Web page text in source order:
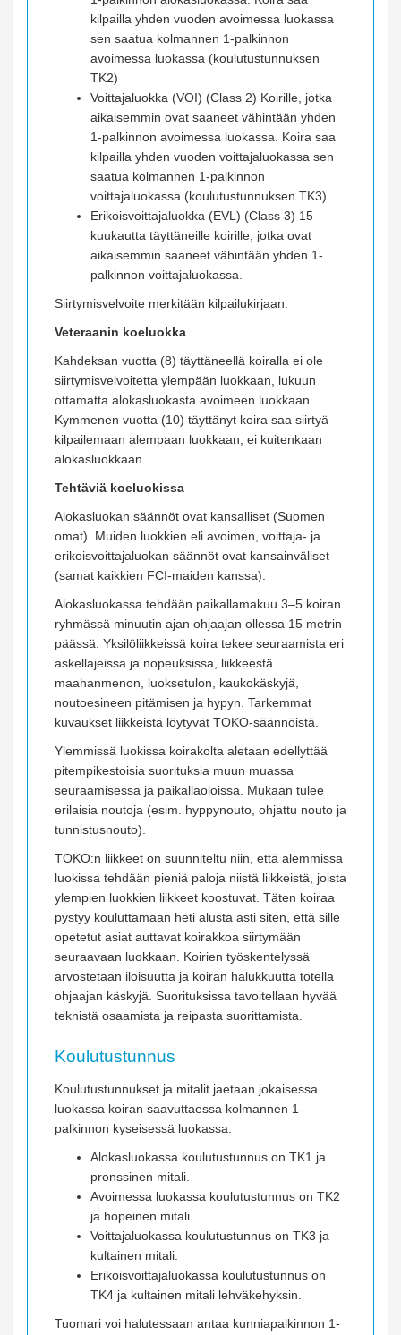
kilpailla yhden vuoden avoimessa luokassa
sen saatua kolmannen 1-palkinnon
avoimessa luokassa (koulutustunnuksen
TK2)
Voittajaluokka (VOI) (Class 2) Koirille, jotka
aikaisemmin ovat saaneet vähintään yhden
1-palkinnon avoimessa luokassa. Koira saa
kilpailla yhden vuoden voittajaluokassa sen
saatua kolmannen 1-palkinnon
voittajaluokassa (koulutustunnuksen TK3)
Erikoisvoittajaluokka (EVL) (Class 3) 15
kuukautta täyttäneille koirille, jotka ovat
aikaisemmin saaneet vähintään yhden 1-
palkinnon voittajaluokassa.
Siirtymisvelvoite merkitään kilpailukirjaan.
Veteraanin koeluokka
Kahdeksan vuotta (8) täyttäneellä koiralla ei ole
siirtymisvelvoitetta ylempään luokkaan, lukuun
ottamatta alokasluokasta avoimeen luokkaan.
Kymmenen vuotta (10) täyttänyt koira saa siirtyä
kilpailemaan alempaan luokkaan, ei kuitenkaan
alokasluokkaan.
Tehtäviä koeluokissa
Alokasluokan säännöt ovat kansalliset (Suomen
omat). Muiden luokkien eli avoimen, voittaja- ja
erikoisvoittajaluokan säännöt ovat kansainväliset
(samat kaikkien FCI-maiden kanssa).
Alokasluokassa tehdään paikallamakuu 3–5 koiran
ryhmässä minuutin ajan ohjaajan ollessa 15 metrin
päässä. Yksilöliikkeissä koira tekee seuraamista eri
askellajeissa ja nopeuksissa, liikkeestä
maahanmenon, luoksetulon, kaukokäskyjä,
noutoesineen pitämisen ja hypyn. Tarkemmat
kuvaukset liikkeistä löytyvät TOKO-säännöistä.
Ylemmissä luokissa koirakolta aletaan edellyttää
pitempikestoisia suorituksia muun muassa
seuraamisessa ja paikallaoloissa. Mukaan tulee
erilaisia noutoja (esim. hyppynouto, ohjattu nouto ja
tunnistusnouto).
TOKO:n liikkeet on suunniteltu niin, että alemmissa
luokissa tehdään pieniä paloja niistä liikkeistä, joista
ylempien luokkien liikkeet koostuvat. Täten koiraa
pystyy kouluttamaan heti alusta asti siten, että sille
opetetut asiat auttavat koirakkoa siirtymään
seuraavaan luokkaan. Koirien työskentelyssä
arvostetaan iloisuutta ja koiran halukkuutta totella
ohjaajan käskyjä. Suorituksissa tavoitellaan hyvää
teknistä osaamista ja reipasta suorittamista.
Koulutustunnus
Koulutustunnukset ja mitalit jaetaan jokaisessa
luokassa koiran saavuttaessa kolmannen 1-
palkinnon kyseisessä luokassa.
Alokasluokassa koulutustunnus on TK1 ja
pronssinen mitali.
Avoimessa luokassa koulutustunnus on TK2
ja hopeinen mitali.
Voittajaluokassa koulutustunnus on TK3 ja
kultainen mitali.
Erikoisvoittajaluokassa koulutustunnus on
TK4 ja kultainen mitali lehväkehyksin.
Tuomari voi halutessaan antaa kunniapalkinnon 1-